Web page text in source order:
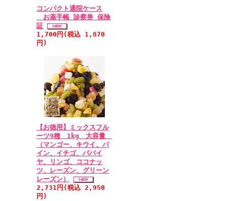
コンパクト通院ケース
お薬手帳 診察券 保険
証
1,700円(税込 1,870
円)
【お徳用】ミックスフル
ーツ9種 1kg 大容量
（マンゴー、キウイ、パ
イン、イチゴ、パパイ
ヤ、リンゴ、ココナッ
ツ、レーズン、グリーン
レーズン）
2,731円(税込 2,950
円)